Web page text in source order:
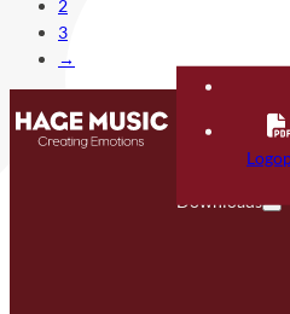
2
3
→
Downloads